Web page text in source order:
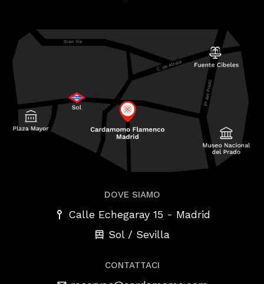
DOVE SIAMO
Calle Echegaray 15 - Madrid
Sol / Sevilla
CONTATTACI